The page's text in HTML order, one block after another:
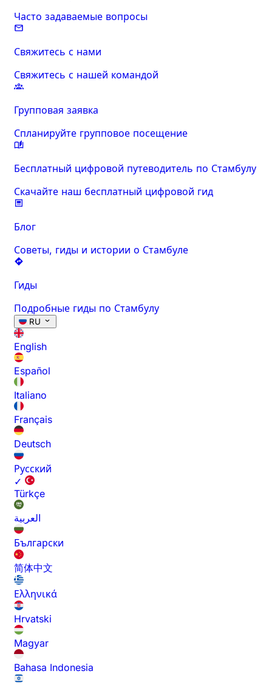
Часто задаваемые вопросы
Свяжитесь с нами
Свяжитесь с нашей командой
Групповая заявка
Спланируйте групповое посещение
Бесплатный цифровой путеводитель по Стамбулу
Скачайте наш бесплатный цифровой гид
Блог
Советы, гиды и истории о Стамбуле
Гиды
Подробные гиды по Стамбулу
RU
English
Español
Italiano
Français
Deutsch
Русский
✓
Türkçe
العربية
Български
简体中文
Ελληνικά
Hrvatski
Magyar
Bahasa Indonesia